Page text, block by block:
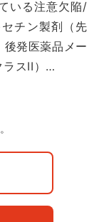
いる注意欠陥/
チン製剤（先
発医薬品メー
ラスII）…